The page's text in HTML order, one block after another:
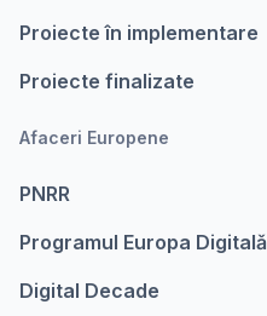
Proiecte în implementare
Proiecte finalizate
Afaceri Europene
PNRR
Programul Europa Digitalǎ
Digital Decade